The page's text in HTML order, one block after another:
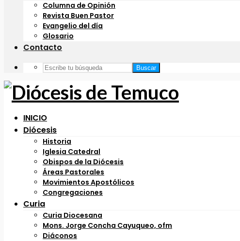
Columna de Opinión
Revista Buen Pastor
Evangelio del día
Glosario
Contacto
Buscar
INICIO
Diócesis
Historia
Iglesia Catedral
Obispos de la Diócesis
Áreas Pastorales
Movimientos Apostólicos
Congregaciones
Curia
Curia Diocesana
Mons. Jorge Concha Cayuqueo, ofm
Diáconos